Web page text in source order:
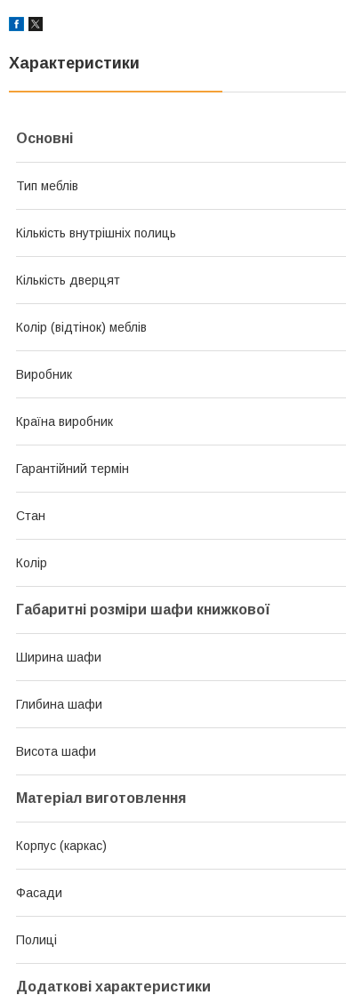
Характеристики
Основні
Тип меблів
Кількість внутрішніх полиць
Кількість дверцят
Колір (відтінок) меблів
Виробник
Країна виробник
Гарантійний термін
Стан
Колір
Габаритні розміри шафи книжкової
Ширина шафи
Глибина шафи
Висота шафи
Матеріал виготовлення
Корпус (каркас)
Фасади
Полиці
Додаткові характеристики